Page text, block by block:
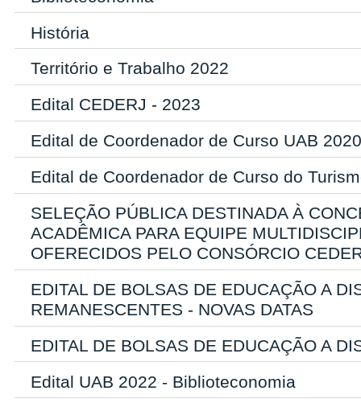
História
Território e Trabalho 2022
Edital CEDERJ - 2023
Edital de Coordenador de Curso UAB 2020
Edital de Coordenador de Curso do
SELEÇÃO PÚBLICA DESTINADA À
ACADÊMICA PARA EQUIPE
OFERECIDOS PELO CONSÓRCIO
EDITAL DE BOLSAS DE EDUCAÇÃO A
REMANESCENTES - NOVAS DATAS
EDITAL DE BOLSAS DE EDUCAÇÃO A
Edital UAB 2022 - Biblioteconomia